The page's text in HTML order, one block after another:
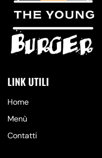
LINK UTILI
Home
Menù
Contatti